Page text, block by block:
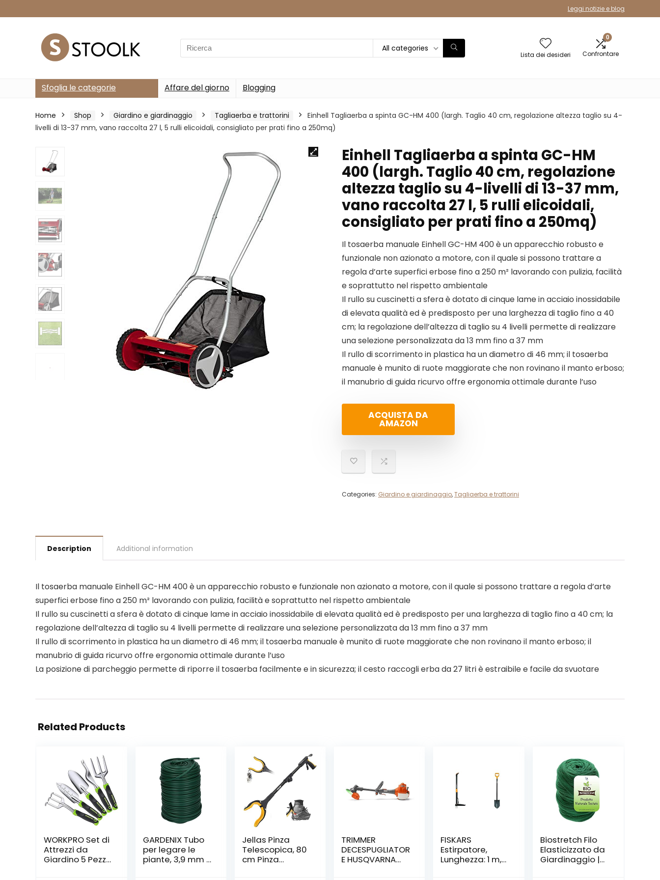
Leggi notizie e blog
Search
for:
All categories
Lista dei desideri
0
Confrontare
Sfoglia le categorie Affare del giorno Blogging
Home Shop Giardino e giardinaggio Tagliaerba e trattorini
Einhell Tagliaerba a spinta GC-HM 400 (largh. Taglio 40 cm, regolazione altezza taglio su 4-
livelli di 13-37 mm, vano raccolta 27 l, 5 rulli elicoidali, consigliato per prati fino a 250mq)
Einhell Tagliaerba a spinta GC-HM
400 (largh. Taglio 40 cm, regolazione
altezza taglio su 4-livelli di 13-37 mm,
vano raccolta 27 l, 5 rulli elicoidali,
consigliato per prati fino a 250mq)
Il tosaerba manuale Einhell GC-HM 400 è un apparecchio robusto e
funzionale non azionato a motore, con il quale si possono trattare a
regola d’arte superfici erbose fino a 250 m² lavorando con pulizia, facilità
e soprattutto nel rispetto ambientale
Il rullo su cuscinetti a sfera è dotato di cinque lame in acciaio inossidabile
di elevata qualità ed è predisposto per una larghezza di taglio fino a 40
cm; la regolazione dell’altezza di taglio su 4 livelli permette di realizzare
una selezione personalizzata da 13 mm fino a 37 mm
Il rullo di scorrimento in plastica ha un diametro di 46 mm; il tosaerba
manuale è munito di ruote maggiorate che non rovinano il manto erboso;
il manubrio di guida ricurvo offre ergonomia ottimale durante l’uso
ACQUISTA DA
AMAZON
Categories: Giardino e giardinaggio,Tagliaerba e trattorini
Description Additional information
Il tosaerba manuale Einhell GC-HM 400 è un apparecchio robusto e funzionale non azionato a motore, con il quale si possono trattare a regola d’arte
superfici erbose fino a 250 m² lavorando con pulizia, facilità e soprattutto nel rispetto ambientale
Il rullo su cuscinetti a sfera è dotato di cinque lame in acciaio inossidabile di elevata qualità ed è predisposto per una larghezza di taglio fino a 40 cm; la
regolazione dell’altezza di taglio su 4 livelli permette di realizzare una selezione personalizzata da 13 mm fino a 37 mm
Il rullo di scorrimento in plastica ha un diametro di 46 mm; il tosaerba manuale è munito di ruote maggiorate che non rovinano il manto erboso; il
manubrio di guida ricurvo offre ergonomia ottimale durante l’uso
La posizione di parcheggio permette di riporre il tosaerba facilmente e in sicurezza; il cesto raccogli erba da 27 litri è estraibile e facile da svuotare
Related Products
WORKPRO Set di
Attrezzi da
Giardino 5 Pezzi,
GARDENIX Tubo
per legare le
piante, 3,9 mm x
Jellas Pinza
Telescopica, 80
cm Pinza
TRIMMER
DECESPUGLIATOR
E HUSQVARNA
FISKARS
Estirpatore,
Lunghezza: 1 m,
Biostretch Filo
Elasticizzato da
Giardinaggio |